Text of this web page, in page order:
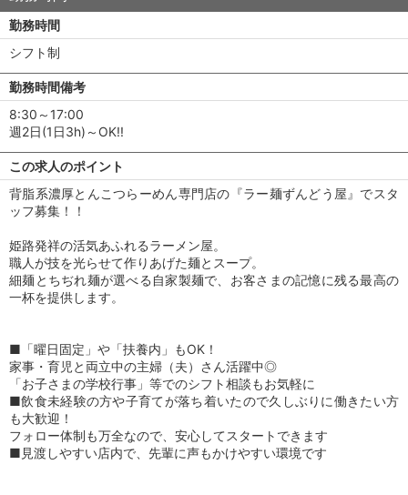
勤務時間
シフト制
勤務時間備考
8:30～17:00
週2日(1日3h)～OK!!
この求人のポイント
背脂系濃厚とんこつらーめん専門店の『ラー麺ずんどう屋』でスタ
ッフ募集！！
姫路発祥の活気あふれるラーメン屋。
職人が技を光らせて作りあげた麺とスープ。
細麺とちぢれ麺が選べる自家製麺で、お客さまの記憶に残る最高の
一杯を提供します。
■「曜日固定」や「扶養内」もOK！
家事・育児と両立中の主婦（夫）さん活躍中◎
「お子さまの学校行事」等でのシフト相談もお気軽に
■飲食未経験の方や子育てが落ち着いたので久しぶりに働きたい方
も大歓迎！
フォロー体制も万全なので、安心してスタートできます
■見渡しやすい店内で、先輩に声もかけやすい環境です